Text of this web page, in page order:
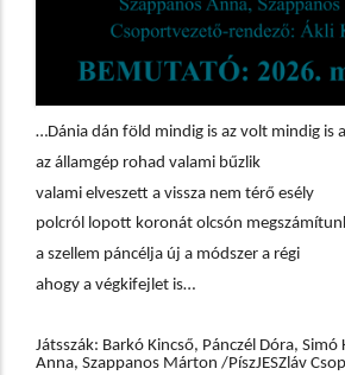
…Dánia dán föld mindig is az volt mindig is
az államgép rohad valami bűzlik
valami elveszett a vissza nem térő esély
polcról lopott koronát olcsón
a szellem páncélja új a módszer a régi
ahogy a végkifejlet is…
Játsszák: Barkó Kincső, Pánczél Dóra, Simó
Anna, Szappanos Márton /PíszJESZláv